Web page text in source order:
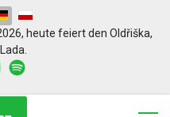
, heute feiert den Oldřiška,
Lada.